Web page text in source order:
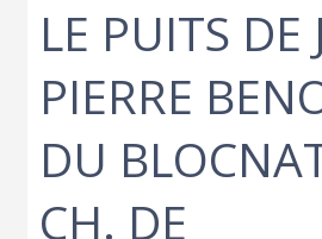
‎LE PUITS
PIERRE
DU
CH. DE